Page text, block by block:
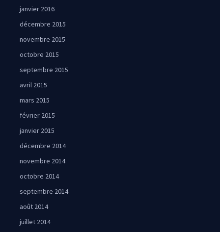
janvier 2016
décembre 2015
novembre 2015
octobre 2015
septembre 2015
avril 2015
mars 2015
février 2015
janvier 2015
décembre 2014
novembre 2014
octobre 2014
septembre 2014
août 2014
juillet 2014